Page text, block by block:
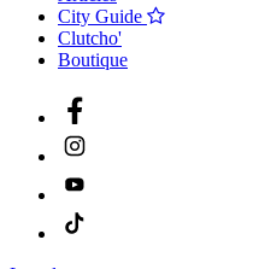
City Guide
Clutcho'
Boutique